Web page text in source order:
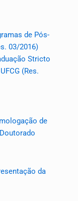
de Pós-
03/2016)
Stricto
(Res.
de
da